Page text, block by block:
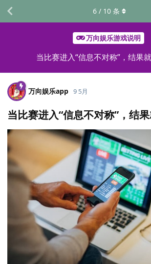
万向娱乐游戏说明
当比赛进入“信息不对称”，结果
6 / 10 条
万向娱乐app 9 5月
当比赛进入“信息不对称”，结